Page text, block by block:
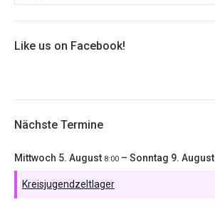
Like us on Facebook!
Nächste Termine
Mittwoch 5. August 8:00 – Sonntag 9. August
Kreisjugendzeltlager